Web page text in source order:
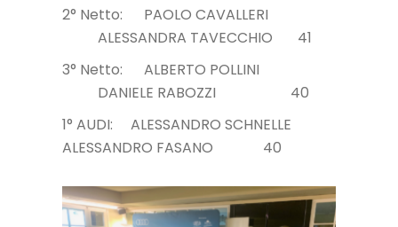
2° Netto: PAOLO CAVALLERI
ALESSANDRA TAVECCHIO 41
3° Netto: ALBERTO POLLINI
DANIELE RABOZZI 40
1° AUDI: ALESSANDRO SCHNELLE
ALESSANDRO FASANO 40